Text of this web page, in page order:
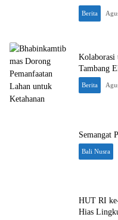
Berita
Kolaborasi
Tambang
Berita
Semangat
Bali Nusra
HUT RI
Hias